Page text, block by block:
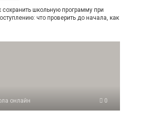
сохранить школьную программу при
что проверить до начала, как
онлайн 0